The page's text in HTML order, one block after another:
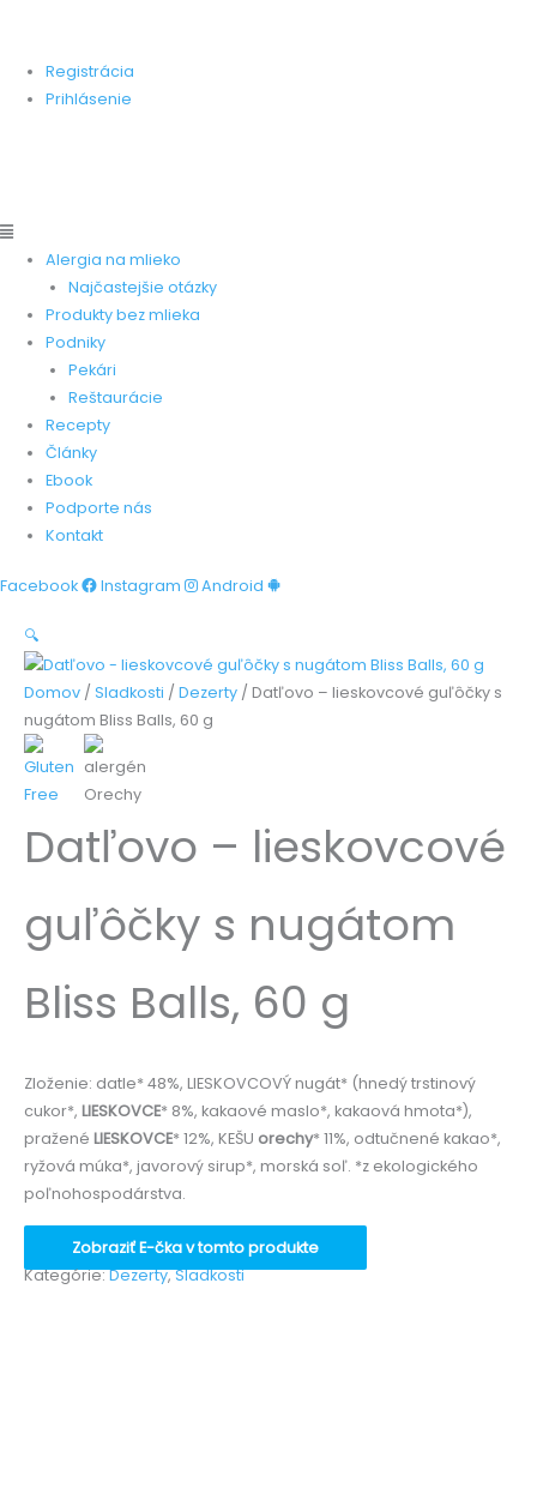
obsahRegistrácia
Prihlásenie
Alergia na mlieko
Najčastejšie otázky
Produkty bez mlieka
Podniky
Pekári
Reštaurácie
Recepty
Články
Ebook
Podporte nás
Kontakt
Facebook Instagram Android
🔍
Domov / Sladkosti / Dezerty / Datľovo – lieskovcové guľôčky s
nugátom Bliss Balls, 60 g
Datľovo – lieskovcové
guľôčky s nugátom
Bliss Balls, 60 g
Zloženie: datle* 48%, LIESKOVCOVÝ nugát* (hnedý trstinový
cukor*, LIESKOVCE* 8%, kakaové maslo*, kakaová hmota*),
pražené LIESKOVCE* 12%, KEŠU orechy* 11%, odtučnené kakao*,
ryžová múka*, javorový sirup*, morská soľ. *z ekologického
poľnohospodárstva.
Zobraziť E-čka v tomto produkte
Kategórie:Dezerty,Sladkosti